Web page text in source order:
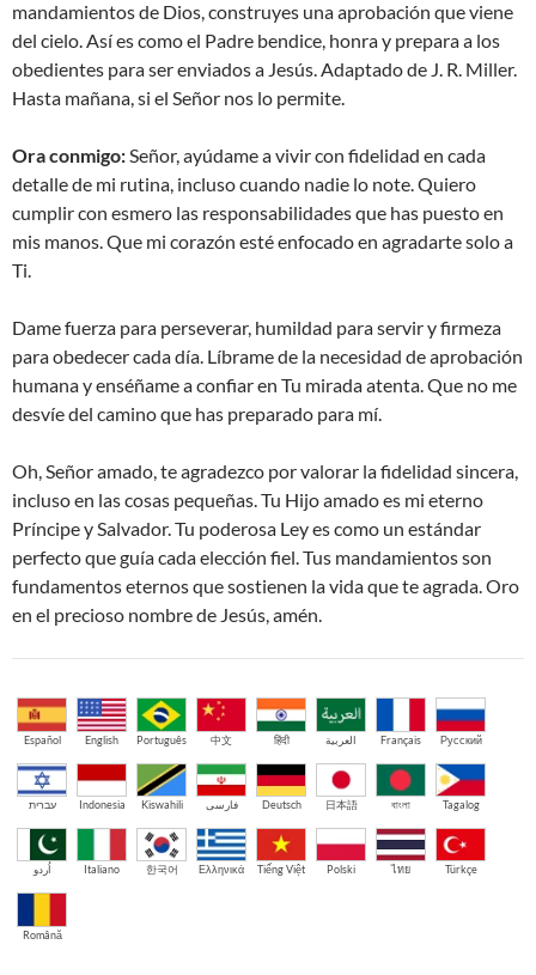
mandamientos de Dios, construyes una aprobación que viene
del cielo. Así es como el Padre bendice, honra y prepara a los
obedientes para ser enviados a Jesús. Adaptado de J. R. Miller.
Hasta mañana, si el Señor nos lo permite.
Ora conmigo:Señor, ayúdame a vivir con fidelidad en cada
detalle de mi rutina, incluso cuando nadie lo note. Quiero
cumplir con esmero las responsabilidades que has puesto en
mis manos. Que mi corazón esté enfocado en agradarte solo a
Ti.
Dame fuerza para perseverar, humildad para servir y firmeza
para obedecer cada día. Líbrame de la necesidad de aprobación
humana y enséñame a confiar en Tu mirada atenta. Que no me
desvíe del camino que has preparado para mí.
Oh, Señor amado, te agradezco por valorar la fidelidad sincera,
incluso en las cosas pequeñas. Tu Hijo amado es mi eterno
Príncipe y Salvador. Tu poderosa Ley es como un estándar
perfecto que guía cada elección fiel. Tus mandamientos son
fundamentos eternos que sostienen la vida que te agrada. Oro
en el precioso nombre de Jesús, amén.
Español English Português 中文 हिंदी العربية Français Русский
עברית Indonesia Kiswahili فارسی Deutsch 日本語 বাংলা Tagalog
اُردو Italiano 한국어 Ελληνικά Tiếng Việt Polski ไทย Türkçe
Română